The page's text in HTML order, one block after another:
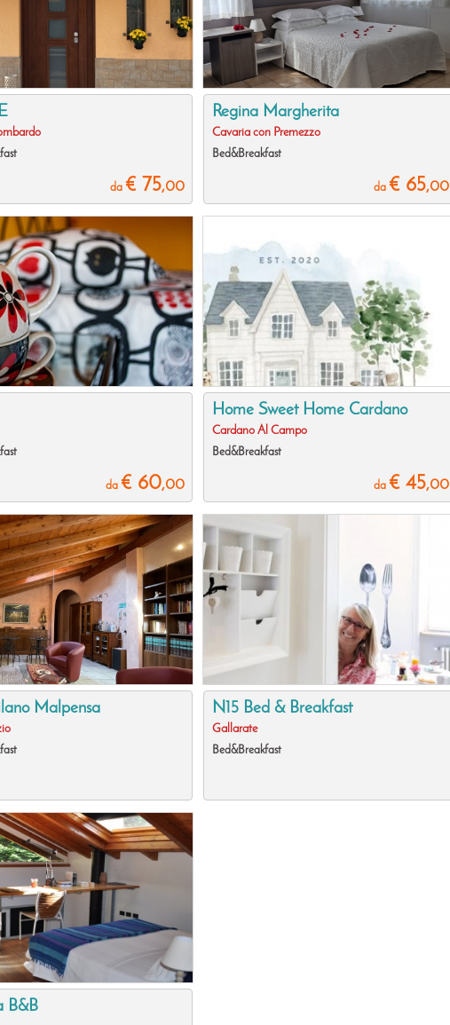
da € 75,00
Regina Margherita
Cavaria con Premezzo
Bed&Breakfast
da € 65,00
da € 60,00
Home Sweet Home Cardano
Cardano Al Campo
Bed&Breakfast
da € 45,00
Malpensa N15 Bed & Breakfast
Gallarate
Bed&Breakfast
B&B